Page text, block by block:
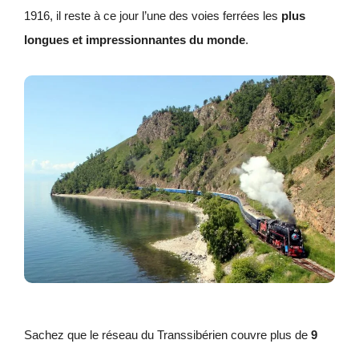
1916, il reste à ce jour l’une des voies ferrées les plus
longues et impressionnantes du monde.
Sachez que le réseau du Transsibérien couvre plus de 9